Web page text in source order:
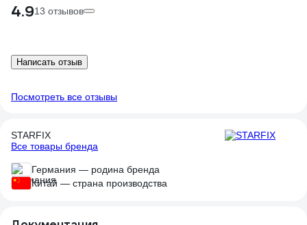
4.913 отзывов
Написать отзыв
Посмотреть все отзывы
STARFIX
Все товары бренда
Германия — родина бренда
Китай — страна производства